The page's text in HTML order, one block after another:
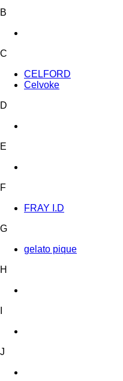
B
C
CELFORD
Celvoke
D
E
F
FRAY I.D
G
gelato pique
H
J